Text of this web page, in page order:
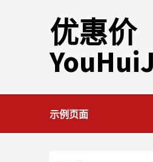
优惠价
示例页面